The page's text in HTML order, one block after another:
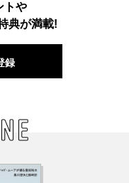
トや
典が満載!
録